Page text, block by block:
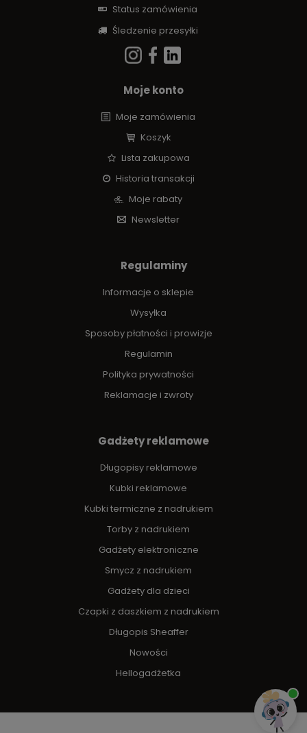
Status zamówienia
Śledzenie przesyłki
Moje konto
Moje zamówienia
Koszyk
Lista zakupowa
Historia transakcji
Moje rabaty
Newsletter
Regulaminy
Informacje o sklepie
Wysyłka
Sposoby płatności i prowizje
Regulamin
Polityka prywatności
Reklamacje i zwroty
Gadżety reklamowe
Długopisy reklamowe
Kubki reklamowe
Kubki termiczne z nadrukiem
Torby z nadrukiem
Gadżety elektroniczne
Smycz z nadrukiem
Gadżety dla dzieci
Czapki z daszkiem z nadrukiem
Długopis Sheaffer
Nowości
Hellogadżetka